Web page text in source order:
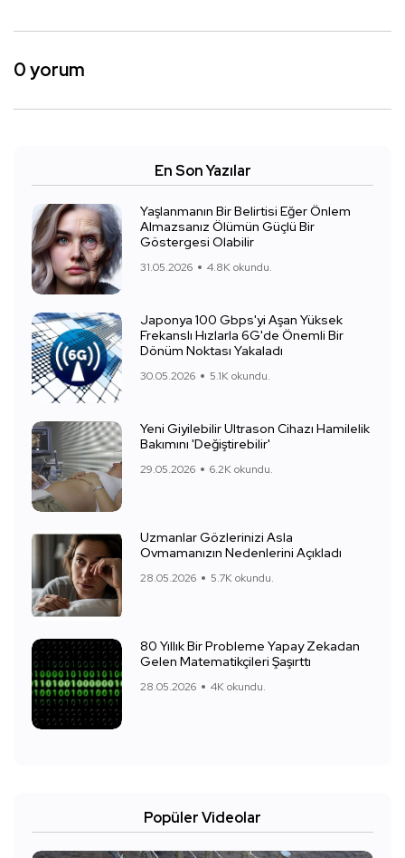
0 yorum
En Son Yazılar
Yaşlanmanın Bir Belirtisi Eğer Önlem
Almazsanız Ölümün Güçlü Bir
Göstergesi Olabilir
31.05.2026 4.8K okundu.
Japonya 100 Gbps'yi Aşan Yüksek
Frekanslı Hızlarla 6G'de Önemli Bir
Dönüm Noktası Yakaladı
30.05.2026 5.1K okundu.
Yeni Giyilebilir Ultrason Cihazı Hamilelik
Bakımını 'Değiştirebilir'
29.05.2026 6.2K okundu.
Uzmanlar Gözlerinizi Asla
Ovmamanızın Nedenlerini Açıkladı
28.05.2026 5.7K okundu.
80 Yıllık Bir Probleme Yapay Zekadan
Gelen Matematikçileri Şaşırttı
28.05.2026 4K okundu.
Popüler Videolar